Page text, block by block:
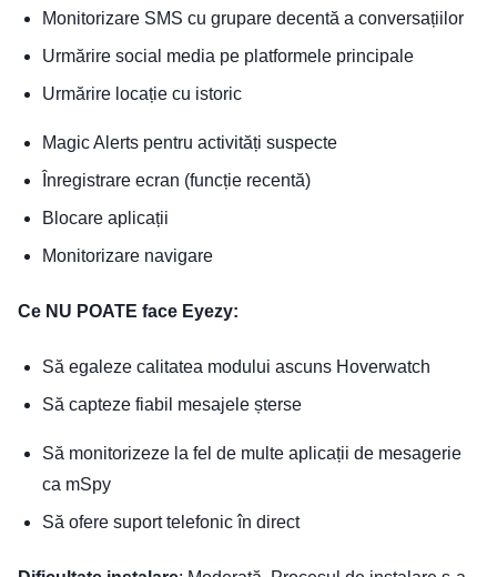
Monitorizare SMS cu grupare decentă a conversațiilor
Urmărire social media pe platformele principale
Urmărire locație cu istoric
Magic Alerts pentru activități suspecte
Înregistrare ecran (funcție recentă)
Blocare aplicații
Monitorizare navigare
Ce NU POATE face Eyezy:
Să egaleze calitatea modului ascuns Hoverwatch
Să capteze fiabil mesajele șterse
Să monitorizeze la fel de multe aplicații de mesagerie
ca mSpy
Să ofere suport telefonic în direct